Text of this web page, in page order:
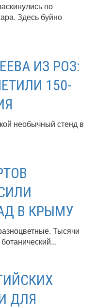
по
Здесь буйно
ИЗ РОЗ:
150-
необычный стенд в
В КРЫМУ
Тысячи
ДЛЯ